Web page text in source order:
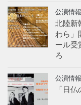
公演情報
北陸新
わら」
ール受
ろ
公演情報
「日